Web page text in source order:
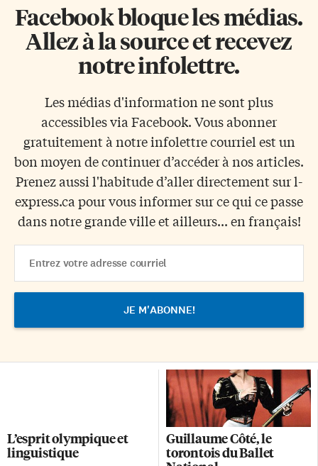
Facebook bloque les médias.
Allez à la source et recevez
notre infolettre.
Les médias d'information ne sont plus
accessibles via Facebook. Vous abonner
gratuitement à notre infolettre courriel est un
bon moyen de continuer d’accéder à nos articles.
Prenez aussi l'habitude d’aller directement sur l-
express.ca pour vous informer sur ce qui ce passe
dans notre grande ville et ailleurs... en français!
Address
L’esprit olympique et
linguistique
Guillaume Côté, le
torontois du Ballet